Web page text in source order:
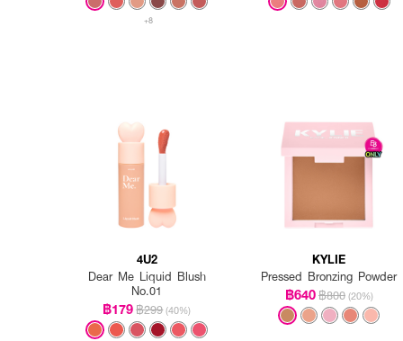
+8
4U2
Dear Me Liquid Blush
No.01
฿179฿299 (40%)
KYLIE
Pressed Bronzing Powder
฿640฿800 (20%)